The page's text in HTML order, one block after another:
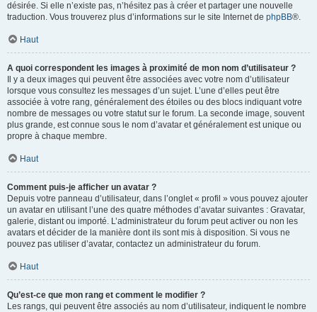
désirée. Si elle n’existe pas, n’hésitez pas à créer et partager une nouvelle
traduction. Vous trouverez plus d’informations sur le site Internet de phpBB®.
Haut
A quoi correspondent les images à proximité de mon nom d’utilisateur ?
Il y a deux images qui peuvent être associées avec votre nom d’utilisateur
lorsque vous consultez les messages d’un sujet. L’une d’elles peut être
associée à votre rang, généralement des étoiles ou des blocs indiquant votre
nombre de messages ou votre statut sur le forum. La seconde image, souvent
plus grande, est connue sous le nom d’avatar et généralement est unique ou
propre à chaque membre.
Haut
Comment puis-je afficher un avatar ?
Depuis votre panneau d’utilisateur, dans l’onglet « profil » vous pouvez ajouter
un avatar en utilisant l’une des quatre méthodes d’avatar suivantes : Gravatar,
galerie, distant ou importé. L’administrateur du forum peut activer ou non les
avatars et décider de la manière dont ils sont mis à disposition. Si vous ne
pouvez pas utiliser d’avatar, contactez un administrateur du forum.
Haut
Qu’est-ce que mon rang et comment le modifier ?
Les rangs, qui peuvent être associés au nom d’utilisateur, indiquent le nombre